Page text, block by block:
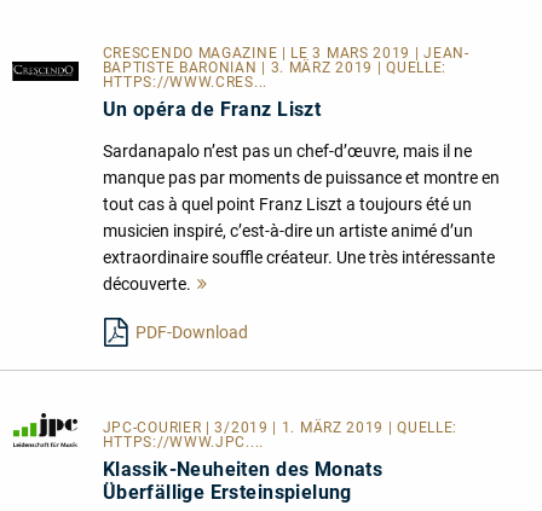
CRESCENDO MAGAZINE | LE 3 MARS 2019 | JEAN-
BAPTISTE BARONIAN | 3. MÄRZ 2019 | QUELLE:
HTTPS://WWW.CRES...
Un opéra de Franz Liszt
Sardanapalo n’est pas un chef-d’œuvre, mais il ne
manque pas par moments de puissance et montre en
tout cas à quel point Franz Liszt a toujours été un
musicien inspiré, c’est-à-dire un artiste animé d’un
extraordinaire souffle créateur. Une très intéressante
découverte.
PDF-Download
JPC-COURIER | 3/2019 | 1. MÄRZ 2019 | QUELLE:
HTTPS://WWW.JPC....
Klassik-Neuheiten des Monats
Überfällige Ersteinspielung